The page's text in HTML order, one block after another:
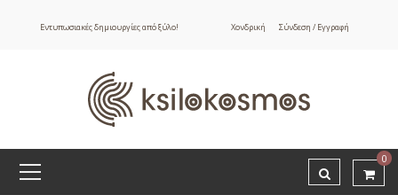
Εντυπωσιακές δημιουργίες από ξύλο! Χονδρική Σύνδεση / Εγγραφή
0